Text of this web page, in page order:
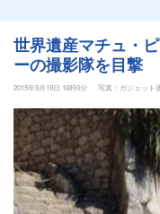
世界遺産マチュ・
ーの撮影隊を目撃
2015年9月19日 16時0分
写真：ガジェット